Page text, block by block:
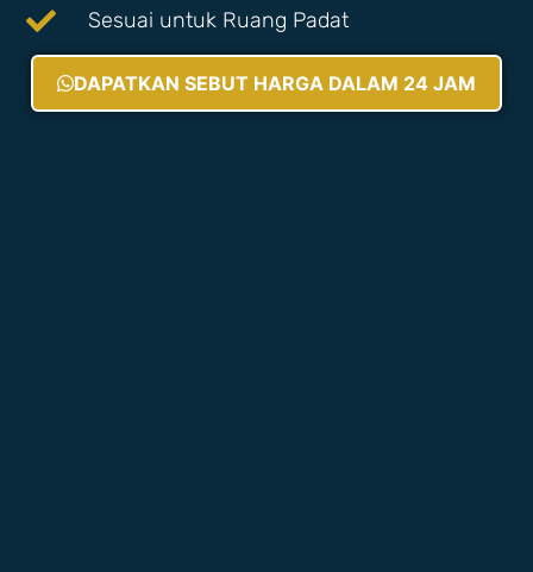
Sesuai untuk Ruang Padat
DAPATKAN SEBUT HARGA DALAM 24 JAM